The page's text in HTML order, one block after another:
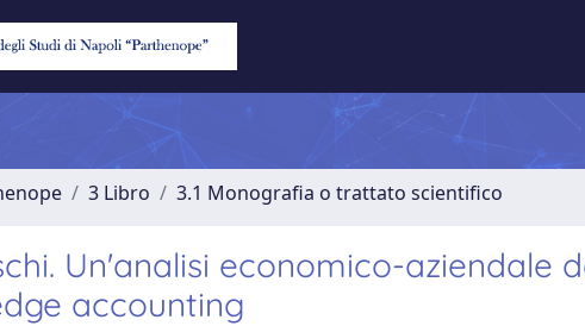
3 Libro 3.1 Monografia o trattato scientifico
Un'analisi economico-aziendale
accounting